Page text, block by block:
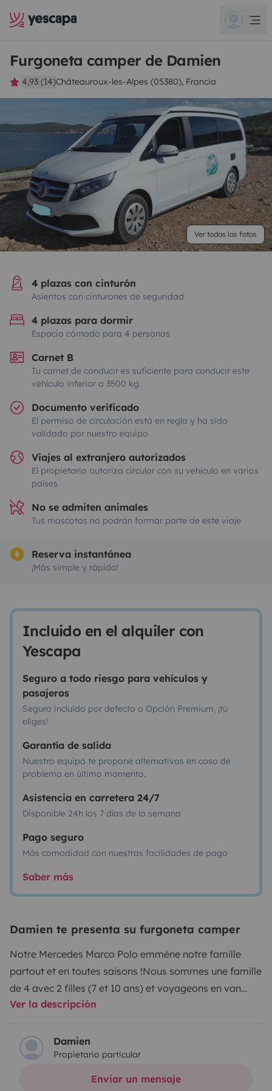
Furgoneta camper de Damien
4,93 (14)Châteauroux-les-Alpes (05380), Francia
Ver todas las fotos
4 plazas con cinturón
Asientos con cinturones de seguridad
4 plazas para dormir
Espacio cómodo para 4 personas
Carnet B
Tu carnet de conducir es suficiente para conducir este
vehículo inferior a 3500 kg.
Documento verificado
El permiso de circulación está en regla y ha sido
validado por nuestro equipo
Viajes al extranjero autorizados
El propietario autoriza circular con su vehículo en varios
países
No se admiten animales
Tus mascotas no podrán formar parte de este viaje
Reserva instantánea
¡Más simple y rápido!
Incluido en el alquiler con
Yescapa
Seguro a todo riesgo para vehículos y
pasajeros
Seguro incluido por defecto o Opción Premium, ¡tú
eliges!
Garantía de salida
Nuestro equipo te propone alternativas en caso de
problema en último momento.
Asistencia en carretera 24/7
Disponible 24h los 7 días de la semana
Pago seguro
Más comodidad con nuestras facilidades de pago
Saber más
Damien te presenta su furgoneta camper
Notre Mercedes Marco Polo emmène notre famille
partout et en toutes saisons !Nous sommes une famille
de 4 avec 2 filles (7 et 10 ans) et voyageons en van
pendant notre temps libre. Nous voulons faire profiter
le proposons sur la plateforme Yescapa. Le véhicule
est quasiment neuf (moins de 40000km), très bien
entretenu et offre un confort 5 étoiles... Grâce à lui vous
Ver la descripción
Damien
Propietario particular
Enviar un mensaje